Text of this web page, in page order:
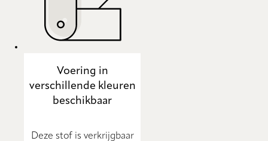
Voering in
verschillende kleuren
beschikbaar
Deze stof is verkrijgbaar